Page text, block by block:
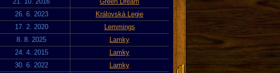
26. 6. 2023
Královská Legie
17. 2. 2020
Lemmings
8. 8. 2025
Lamky
24. 4. 2015
Lamky
30. 6. 2022
Lamky